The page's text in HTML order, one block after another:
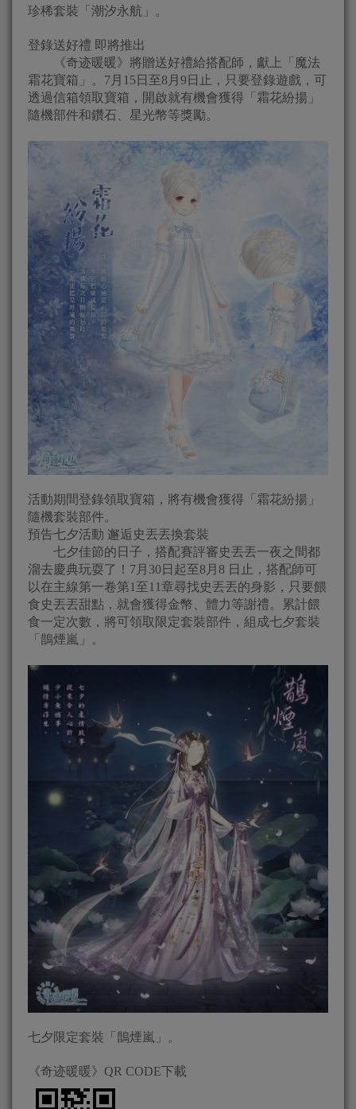
珍稀套裝「潮汐永航」。
登錄送好禮 即將推出
《奇迹暖暖》將贈送好禮給搭配師，獻上「魔法
霜花寶箱」。7月15日至8月9日止，只要登錄遊戲，可
透過信箱領取寶箱，開啟就有機會獲得「霜花紛揚」
隨機部件和鑽石、星光幣等獎勵。
活動期間登錄領取寶箱，將有機會獲得「霜花紛揚」
隨機套裝部件。
預告七夕活動 邂逅史丟丟換套裝
七夕佳節的日子，搭配賽評審史丟丟一夜之間都
溜去慶典玩耍了！7月30日起至8月8 日止，搭配師可
以在主線第一卷第1至11章尋找史丟丟的身影，只要餵
食史丟丟甜點，就會獲得金幣、體力等謝禮。累計餵
食一定次數，將可領取限定套裝部件，組成七夕套裝
「鵲煙嵐」。
七夕限定套裝「鵲煙嵐」。
《奇迹暖暖》QR CODE下載